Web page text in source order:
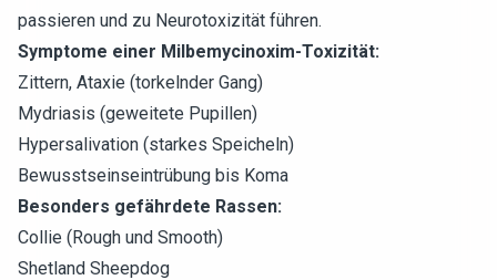
passieren und zu Neurotoxizität führen.
Symptome einer Milbemycinoxim-Toxizität:
Zittern, Ataxie (torkelnder Gang)
Mydriasis (geweitete Pupillen)
Hypersalivation (starkes Speicheln)
Bewusstseinseintrübung bis Koma
Besonders gefährdete Rassen:
Collie (Rough und Smooth)
Shetland Sheepdog